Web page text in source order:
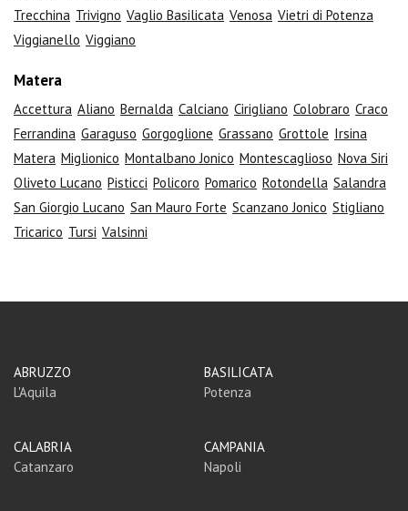
Trecchina Trivigno Vaglio Basilicata Venosa Vietri di Potenza
Viggianello Viggiano
Matera
Accettura Aliano Bernalda Calciano Cirigliano Colobraro Craco
Ferrandina Garaguso Gorgoglione Grassano Grottole Irsina
Matera Miglionico Montalbano Jonico Montescaglioso Nova Siri
Oliveto Lucano Pisticci Policoro Pomarico Rotondella Salandra
San Giorgio Lucano San Mauro Forte Scanzano Jonico Stigliano
Tricarico Tursi Valsinni
ABRUZZO
L'Aquila
BASILICATA
Potenza
CALABRIA
Catanzaro
CAMPANIA
Napoli